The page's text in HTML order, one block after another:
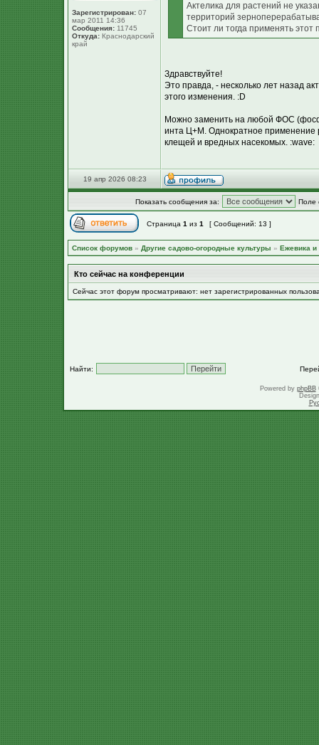
Зарегистрирован: 07
мар 2011 14:36
Сообщения: 11745
Откуда: Краснодарский
край
Актелика для растений не
территорий
Стоит ли тогда применять
Здравствуйте!
Это правда, - несколько лет назад
этого изменения. :D
Можно заменить на любой ФОС
инта Ц+М. Однократное применение
клещей и вредных насекомых. :wave:
19 апр 2026 08:23
Показать сообщения за: Поле
Страница 1 из 1 [ Сообщений: 13 ]
Список форумов » Другие садово-огородные культуры » Ежевика и
Кто сейчас на конференции
Сейчас этот форум просматривают: нет зарегистрированных
Найти:
Powered by phpBB